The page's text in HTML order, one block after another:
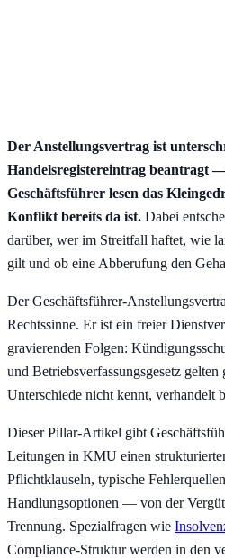
Der Anstellungsvertrag ist
Handelsregistereintrag beantragt
Geschäftsführer lesen das
Konflikt bereits da ist. Dabei
darüber, wer im Streitfall haftet, wie
gilt und ob eine Abberufung den
Der Geschäftsführer-
Rechtssinne. Er ist ein freier
gravierenden Folgen:
und Betriebsverfassungsgesetz
Unterschiede nicht kennt, verhandelt
Dieser Pillar-Artikel gibt
Leitungen in KMU einen
Pflichtklauseln, typische
Handlungsoptionen — von der
Trennung. Spezialfragen wie
Compliance-Struktur werden in den